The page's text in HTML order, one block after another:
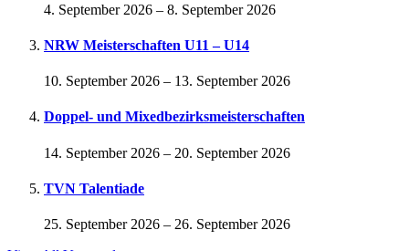
4. September 2026 – 8. September 2026
NRW Meisterschaften U11 – U14
10. September 2026 – 13. September 2026
Doppel- und Mixedbezirksmeisterschaften
14. September 2026 – 20. September 2026
TVN Talentiade
25. September 2026 – 26. September 2026